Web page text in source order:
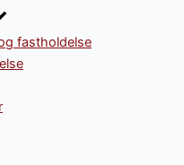
fastholdelse